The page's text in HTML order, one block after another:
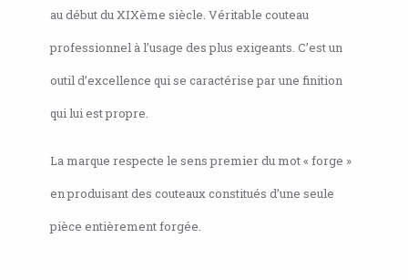
au début du XIXème siècle. Véritable couteau
professionnel à l’usage des plus exigeants. C’est un
outil d’excellence qui se caractérise par une finition
qui lui est propre.
La marque respecte le sens premier du mot « forge »
en produisant des couteaux constitués d’une seule
pièce entièrement forgée.